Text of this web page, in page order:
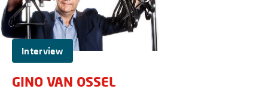
Interview
GINO VAN OSSEL